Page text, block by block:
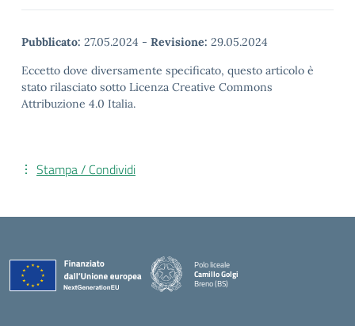
Pubblicato: 27.05.2024 - Revisione: 29.05.2024
Eccetto dove diversamente specificato, questo articolo è
stato rilasciato sotto Licenza Creative Commons
Attribuzione 4.0 Italia.
Stampa / Condividi
Polo liceale
Camillo Golgi
Breno (BS)